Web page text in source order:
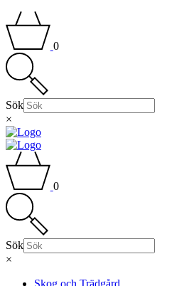
0
Sök
×
0
Sök
×
Skog och Trädgård